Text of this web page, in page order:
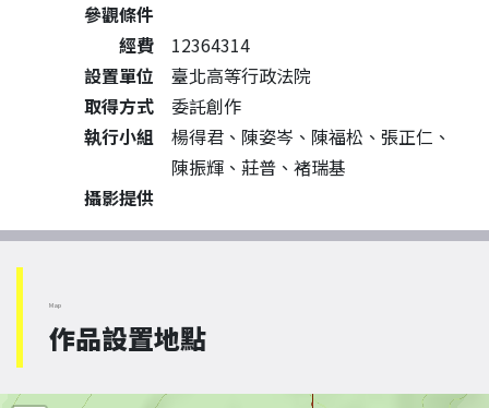
參觀條件
經費
12364314
設置單位
臺北高等行政法院
取得方式
委託創作
執行小組
楊得君、陳姿岑、陳福松、張正仁、
陳振輝、莊普、褚瑞基
攝影提供
Map
作品設置地點